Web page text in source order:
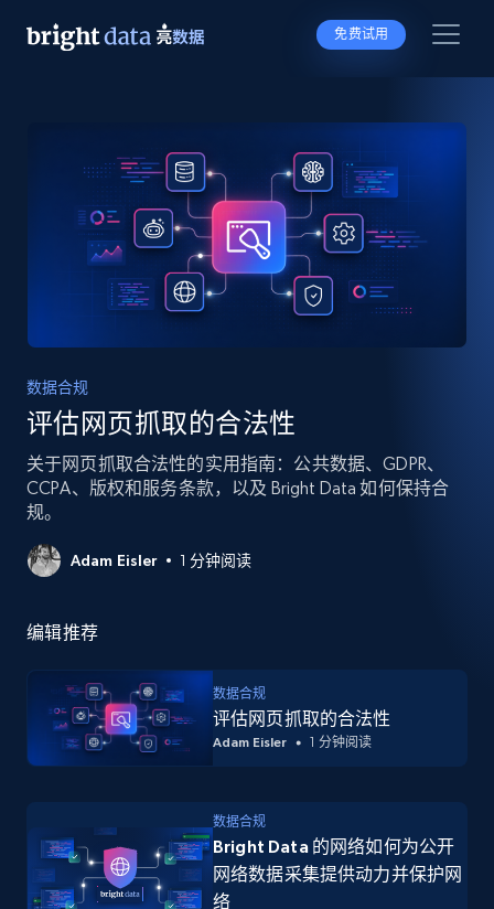
免费试用
数据合规
评估网页抓取的合法性
关于网页抓取合法性的实用指南：公共数据、GDPR、
CCPA、版权和服务条款，以及 Bright Data 如何保持合
规。
Adam Eisler 1 分钟阅读
编辑推荐
数据合规
评估网页抓取的合法性
Adam Eisler 1 分钟阅读
数据合规
Bright Data 的网络如何为公开
网络数据采集提供动力并保护网
络